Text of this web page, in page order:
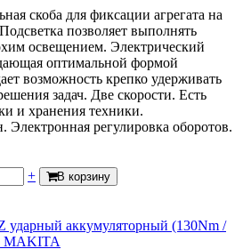
скоба для фиксации агрегата на
позволяет выполнять
освещением. Электрический
оптимальной формой
возможность крепко удерживать
задач. Две скорости. Есть
и хранения техники.
регулировка оборотов.
+ В корзину